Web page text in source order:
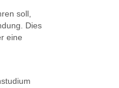
soll,
Dies
eine